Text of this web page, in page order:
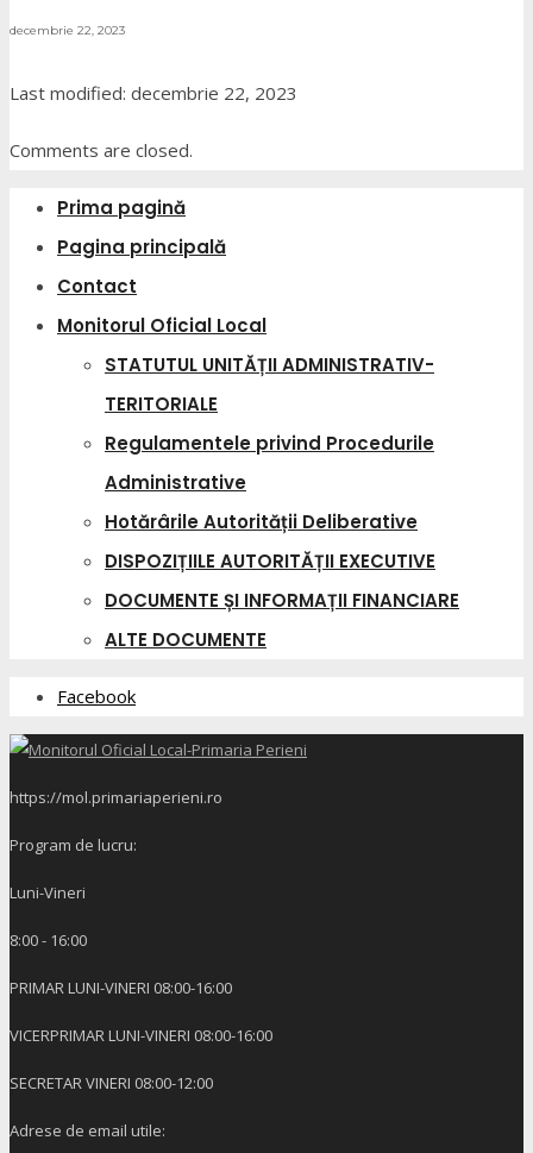
decembrie 22, 2023
Last modified: decembrie 22, 2023
Comments are closed.
Prima pagină
Pagina principală
Contact
Monitorul Oficial Local
STATUTUL UNITĂȚII ADMINISTRATIV-
TERITORIALE
Regulamentele privind Procedurile
Administrative
Hotărârile Autorității Deliberative
DISPOZIȚIILE AUTORITĂȚII EXECUTIVE
DOCUMENTE ȘI INFORMAȚII FINANCIARE
ALTE DOCUMENTE
Facebook
https://mol.primariaperieni.ro
Program de lucru:
Luni-Vineri
8:00 - 16:00
PRIMAR LUNI-VINERI 08:00-16:00
VICERPRIMAR LUNI-VINERI 08:00-16:00
SECRETAR VINERI 08:00-12:00
Adrese de email utile: